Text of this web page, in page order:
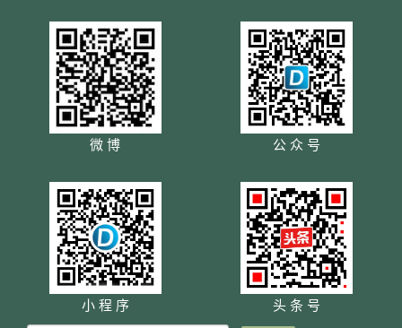
微 博 公 众 号
小 程 序 头 条 号